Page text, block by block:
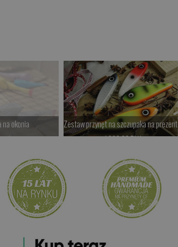
na okonia
dostawę
Zestaw przynęt na szczupaka na prezent
od 200.00 PLN
Kup teraz >